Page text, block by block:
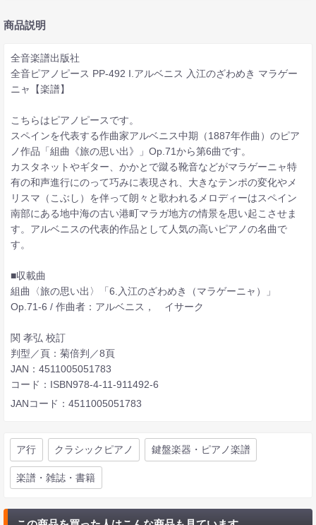
商品説明
全音楽譜出版社
全音ピアノピース PP-492 I.アルベニス 入江のざわめき マラゲー
ニャ【楽譜】
こちらはピアノピースです。
スペインを代表する作曲家アルベニス中期（1887年作曲）のピア
ノ作品「組曲《旅の思い出》」Op.71から第6曲です。
カスタネットやギター、かかとで蹴る靴音などがマラゲーニャ特
有の和声進行にのって巧みに表現され、大きなテンポの変化やメ
リスマ（こぶし）を伴って朗々と歌われるメロディーはスペイン
南部にある地中海の古い港町マラガ地方の情景を思い起こさせま
す。アルベニスの代表的作品として人気の高いピアノの名曲で
す。
■収載曲
組曲〈旅の思い出〉「6.入江のざわめき（マラゲーニャ）」
Op.71-6 / 作曲者：アルベニス， イサーク
関 孝弘 校訂
判型／頁：菊倍判／8頁
JAN：4511005051783
コード：ISBN978-4-11-911492-6
JANコード：4511005051783
ア行 クラシックピアノ 鍵盤楽器・ピアノ楽譜
楽譜・雑誌・書籍